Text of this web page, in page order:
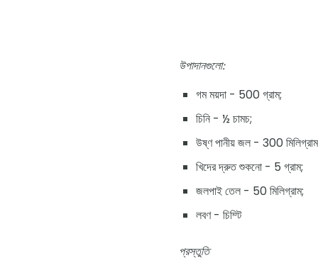
উপাদানগুলো:
গম ময়দা - 500 গ্রাম;
চিনি - ½ চামচ;
উষ্ণ পানীয় জল - 300
খিদের দ্রুত শুকনো - 5 গ্রাম;
জলপাই তেল - 50 মিলিগ্রাম;
লবণ - চিম্টি
প্রস্তুতি